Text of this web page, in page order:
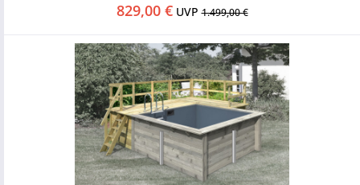
829,00 €UVP1.499,00 €